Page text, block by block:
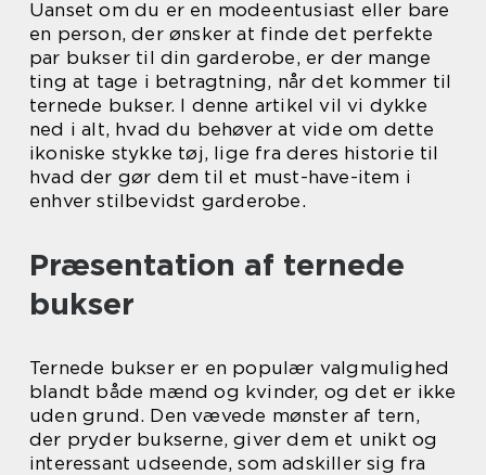
Uanset om du er en modeentusiast eller bare
en person, der ønsker at finde det perfekte
par bukser til din garderobe, er der mange
ting at tage i betragtning, når det kommer til
ternede bukser. I denne artikel vil vi dykke
ned i alt, hvad du behøver at vide om dette
ikoniske stykke tøj, lige fra deres historie til
hvad der gør dem til et must-have-item i
enhver stilbevidst garderobe.
Præsentation af ternede
bukser
Ternede bukser er en populær valgmulighed
blandt både mænd og kvinder, og det er ikke
uden grund. Den vævede mønster af tern,
der pryder bukserne, giver dem et unikt og
interessant udseende, som adskiller sig fra